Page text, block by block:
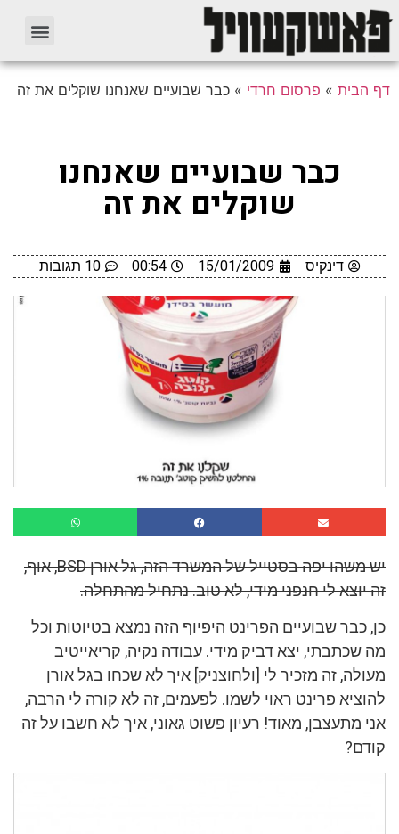
דף הבית » פרסום חרדי » כבר שבועיים שאנחנו שוקלים את זה
כבר שבועיים שאנחנו
שוקלים את זה
דינקיס 15/01/2009
00:54 10 תגובות
יש משהו יפה בסטייל של המשרד הזה, גל אורן BSD, אוף,
זה יוצא לי חנפני מידי, לא טוב. נתחיל מהתחלה.
כן, כבר שבועיים הפרינט היפיוף הזה נמצא בטיוטות וכל
מה שכתבתי, יצא דביק מידי. עבודה נקיה, קריאייטיב
מעולה, זה מזכיר לי [ולחוצניק] איך לא שכחו בגל אורן
להוציא פרינט ראוי לשמו. לפעמים, זה לא קורה לי הרבה,
אני מתעצבן, מאוד! רעיון פשוט גאוני, איך לא חשבו על זה
קודם?